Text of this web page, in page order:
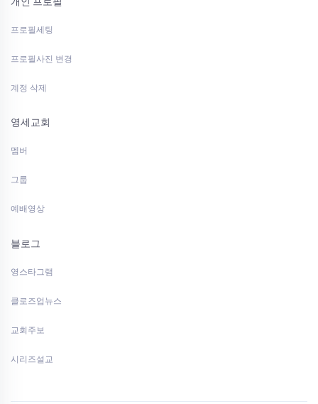
프로필세팅
프로필사진 변경
계정 삭제
영세교회
멤버
그룹
예배영상
블로그
영스타그램
클로즈업뉴스
교회주보
시리즈설교